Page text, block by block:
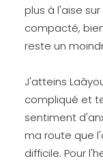
plus à l'aise
compacté,
reste un
J'atteins
compliqué et
sentiment
ma route que
difficile. Pour